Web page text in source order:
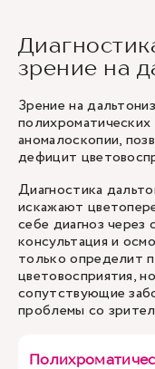
зрение на
Зрение на
аномалоскопии,
дефицит
Диагностика
искажают
себе диагноз
консультация и
только определит
цветовосприятия,
сопутствующие
проблемы со